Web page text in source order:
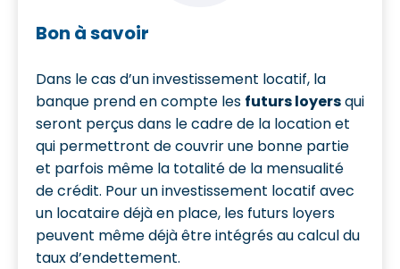
Bon à savoir
Dans le cas d’un investissement locatif, la
banque prend en compte les futurs loyersqui
seront perçus dans le cadre de la location et
qui permettront de couvrir une bonne partie
et parfois même la totalité de la mensualité
de crédit. Pour un investissement locatif avec
un locataire déjà en place, les futurs loyers
peuvent même déjà être intégrés au calcul du
taux d’endettement.